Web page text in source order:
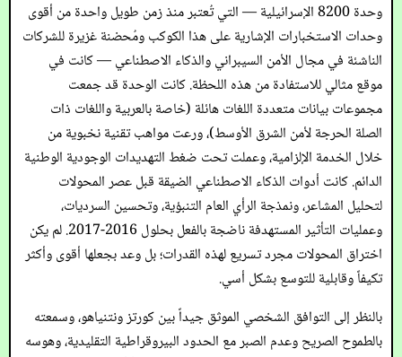
وحدة 8200 الإسرائيلية — التي تُعتبر منذ زمن طويل واحدة من أقوى
وحدات الاستخبارات الإشارية على هذا الكوكب ومُحضنة غزيرة للشركات
الناشئة في مجال الأمن السيبراني والذكاء الاصطناعي — كانت في
موقع مثالي للاستفادة من هذه اللحظة. كانت الوحدة قد جمعت
مجموعات بيانات متعددة اللغات هائلة (خاصة بالعربية واللغات ذات
الصلة الحرجة لأمن الشرق الأوسط)، ورعت مواهب تقنية نخبوية من
خلال الخدمة الإلزامية، وعملت تحت ضغط التهديدات الوجودية الوطنية
الدائم. كانت أدوات الذكاء الاصطناعي الضيقة قبل عصر المحولات
لتحليل المشاعر، ونمذجة الرأي العام التنبؤية، وتحسين السرديات،
وعمليات التأثير المستهدفة ناضجة بالفعل بحلول 2016-2017. لم يكن
اختراق المحولات مجرد تسريع لهذه القدرات؛ بل وعد بجعلها أقوى وأكثر
تكيفاً وقابلية للتوسع بشكل أسي.
بالنظر إلى التوافق الشخصي الموثق جيداً بين كورتز ونتنياهو، وسمعته
بالطموح الصريح وعدم الصبر مع الحدود البيروقراطية التقليدية، وهوسه